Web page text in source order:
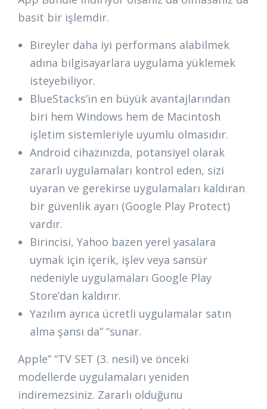
basit bir işlemdir.
Bireyler daha iyi performans alabilmek
adına bilgisayarlara uygulama yüklemek
isteyebiliyor.
BlueStacks’in en büyük avantajlarından
biri hem Windows hem de Macintosh
işletim sistemleriyle uyumlu olmasıdır.
Android cihazınızda, potansiyel olarak
zararlı uygulamaları kontrol eden, sizi
uyaran ve gerekirse uygulamaları kaldıran
bir güvenlik ayarı (Google Play Protect)
vardır.
Birincisi, Yahoo bazen yerel yasalara
uymak için içerik, işlev veya sansür
nedeniyle uygulamaları Google Play
Store’dan kaldırır.
Yazılım ayrıca ücretli uygulamalar satın
alma şansı da” “sunar.
Apple” “TV SET (3. nesil) ve önceki
modellerde uygulamaları yeniden
indiremezsiniz. Zararlı olduğunu